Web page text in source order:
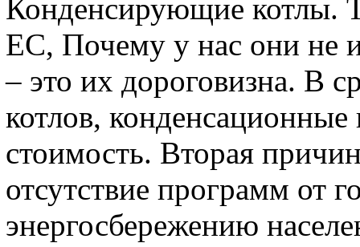
Конденсирующие котлы.
ЕС, Почему у нас они не
– это их дороговизна. В
котлов,
стоимость. Вторая
отсутствие программ от
энергосбережению